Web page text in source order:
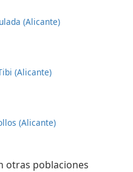
(Alicante)
(Alicante)
(Alicante)
otras poblaciones